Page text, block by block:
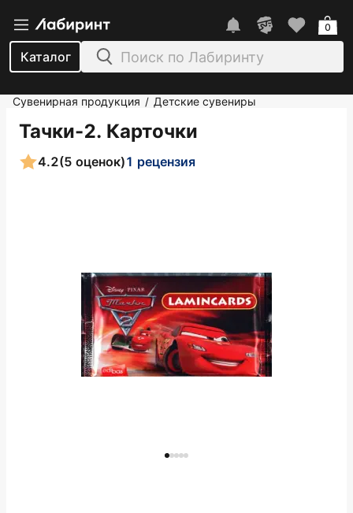
Каталог
0
Сувенирная продукция / Детские сувениры
Тачки-2. Карточки
4.2(5 оценок)1 рецензия